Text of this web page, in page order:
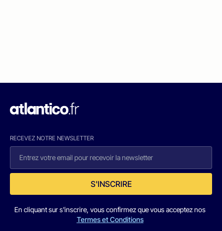
RECEVEZ NOTRE NEWSLETTER
S'INSCRIRE
En cliquant sur s'inscrire, vous confirmez que vous acceptez nos
Termes et Conditions